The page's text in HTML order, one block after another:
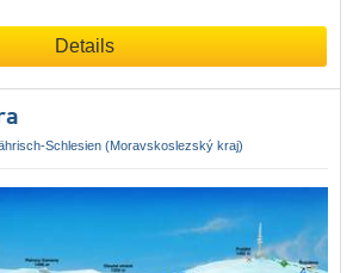
Details
Schlesien (Moravskoslezský kraj)